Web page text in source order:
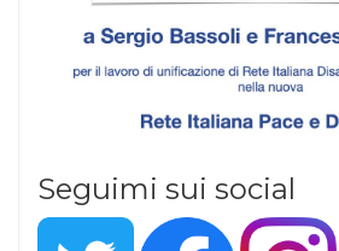
Seguimi sui social